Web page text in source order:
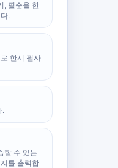
, 필순을 한
.
한시 필사
.
할 수 있는
를 출력합